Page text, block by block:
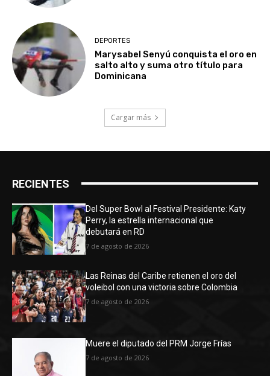
DEPORTES
Marysabel Senyú conquista el oro en
salto alto y suma otro título para
Dominicana
Cargar más
RECIENTES
Del Super Bowl al Festival Presidente: Katy
Perry, la estrella internacional que
debutará en RD
7 de agosto de 2026
Las Reinas del Caribe retienen el oro del
voleibol con una victoria sobre Colombia
7 de agosto de 2026
Muere el diputado del PRM Jorge Frías
7 de agosto de 2026